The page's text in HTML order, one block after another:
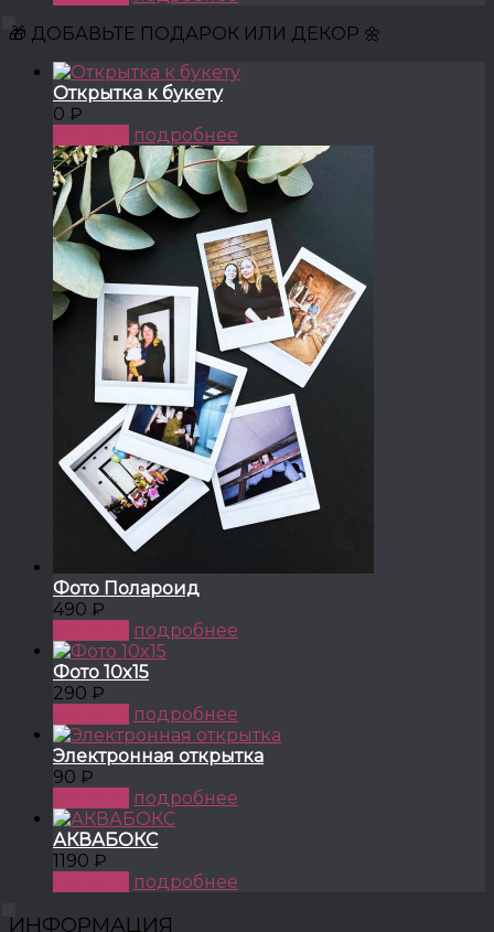
🎁 ДОБАВЬТЕ ПОДАРОК ИЛИ ДЕКОР 🌼
Открытка к букету
0 ₽
подробнее
Фото Полароид
490 ₽
подробнее
Фото 10x15
290 ₽
подробнее
Электронная открытка
90 ₽
подробнее
АКВАБОКС
1190 ₽
подробнее
ИНФОРМАЦИЯ